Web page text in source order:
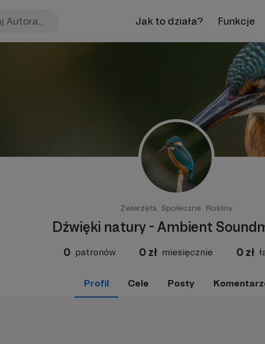
Jak to działa? Funkcje
Zwierzęta Społeczne Rośliny
Dźwięki natury - Ambient
0 patronów 0 zł miesięcznie 0 zł
Profil Cele Posty